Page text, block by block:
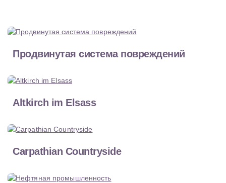
Продвинутая система повреждений
Altkirch im Elsass
Carpathian Countryside